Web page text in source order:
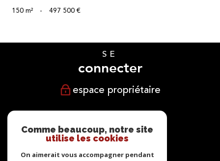
150 m² - 497 500 €
SE
connecter
espace propriétaire
suivre
Comme beaucoup, notre site
utilise les cookies
On aimerait vous accompagner pendant